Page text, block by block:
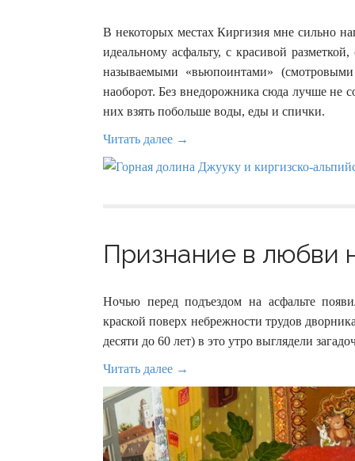
В некоторых местах Киргизия мне сильно
идеальному асфальту, с красивой
называемыми «вьюпоинтами»
наоборот. Без внедорожника сюда лучше не
них взять побольше воды, еды и спички.
Читать далее →
Признание в любви
Ночью перед подъездом на асфальте
краской поверх небрежности трудов
десяти до 60 лет) в это утро выглядели
Читать далее →